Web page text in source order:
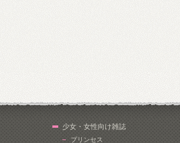
少女・女性向け雑誌
プリンセス